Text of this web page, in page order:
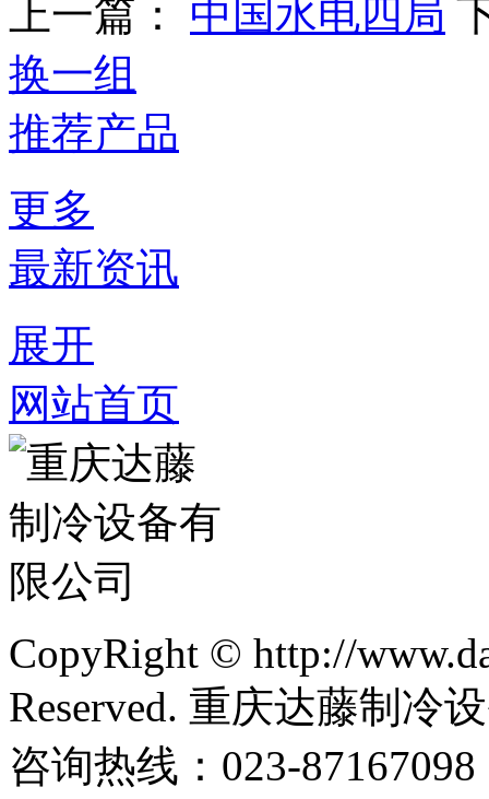
上一篇： 中国水电四局
换一组
推荐产品
更多
最新资讯
展开
网站首页
CopyRight © http://
Reserved. 重庆达藤制冷
咨询热线：023-87167098